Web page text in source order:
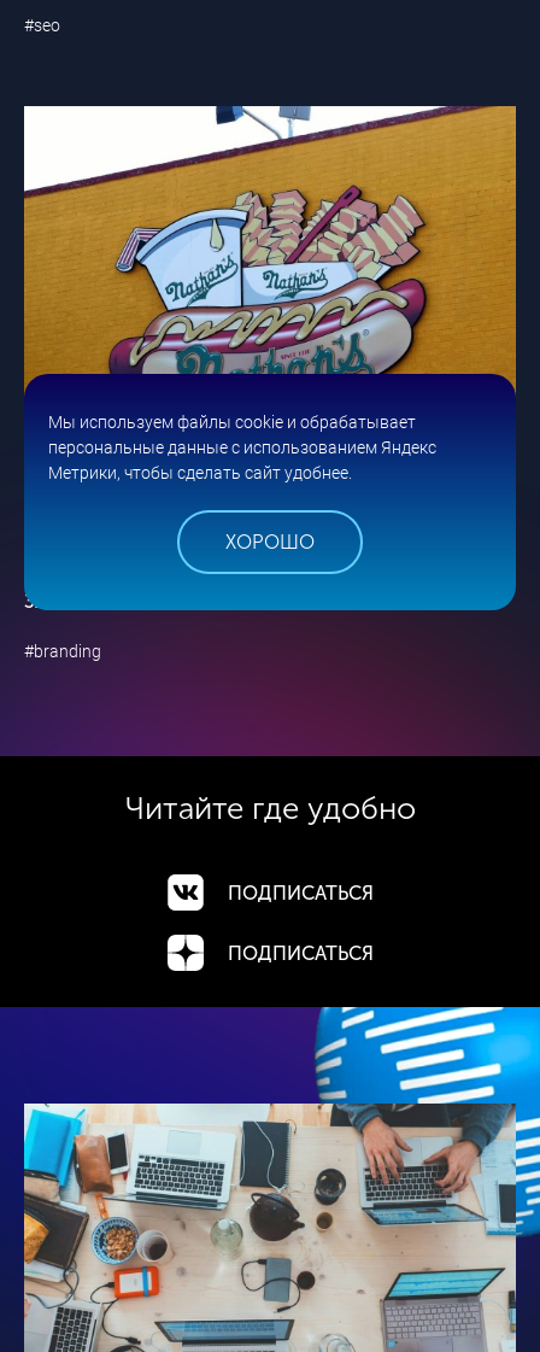
#seo
28 МАЯ
ЭФФЕКТИВНЫЕ СТРАТЕГИИ БРЕНДИНГА: ОТ ИДЕИ
ДО РЕАЛИЗАЦИИ — СОЗДАЕМ БРЕНД, КОТОРЫЙ
ЗАПОМНИТСЯ НАВСЕГДА
#branding
Читайте гдеудобно
ПОДПИСАТЬСЯ
ПОДПИСАТЬСЯ
Мы используем файлы cookie и обрабатывает
персональные данные с использованием Яндекс
Метрики, чтобы сделать сайт удобнее.
ХОРОШО